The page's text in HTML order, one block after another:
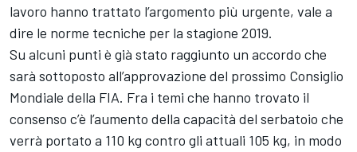
lavoro hanno trattato l’argomento più urgente, vale a
dire le norme tecniche per la stagione 2019.
Su alcuni punti è già stato raggiunto un accordo che
sarà sottoposto all’approvazione del prossimo Consiglio
Mondiale della FIA. Fra i temi che hanno trovato il
consenso c’è l’aumento della capacità del serbatoio che
verrà portato a 110 kg contro gli attuali 105 kg, in modo